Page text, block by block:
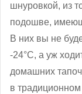
шнуровкой, из
подошве,
В них вы не
-24°С, а уж
домашних
в